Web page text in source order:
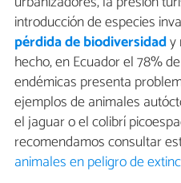
introducción de especies
pérdida de biodiversidady
hecho, en Ecuador el 78%
endémicas presenta
ejemplos de animales
el jaguar o el colibrí
recomendamos consultar
animales en peligro de